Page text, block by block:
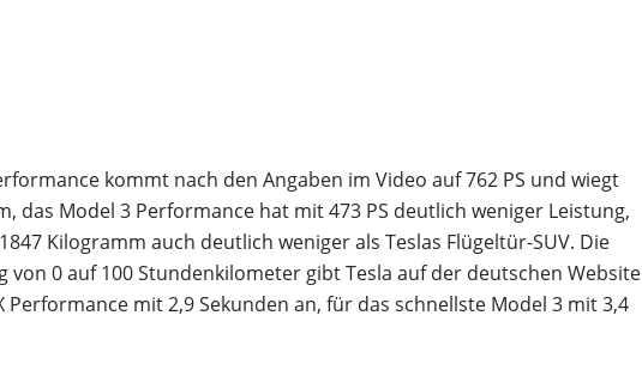
kommt nach den Angaben im Video auf 762 PS und wiegt
das Model 3 Performance hat mit 473 PS deutlich weniger Leistung,
Kilogramm auch deutlich weniger als Teslas Flügeltür-SUV. Die
von 0 auf 100 Stundenkilometer gibt Tesla auf der deutschen Website
Performance mit 2,9 Sekunden an, für das schnellste Model 3 mit 3,4